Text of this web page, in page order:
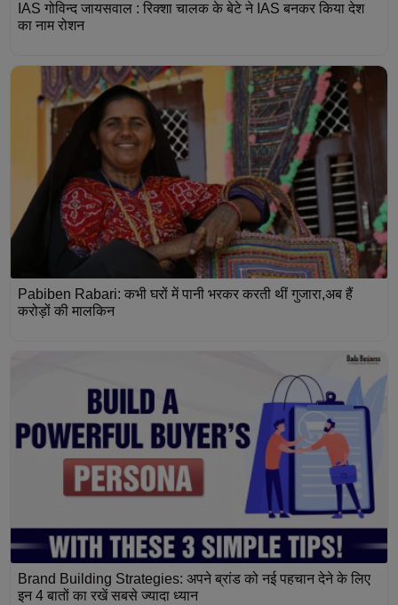
IAS गोविन्द जायसवाल : रिक्शा चालक के बेटे ने IAS बनकर किया देश
का नाम रोशन
Pabiben Rabari: कभी घरों में पानी भरकर करती थीं गुजारा,अब हैं
करोड़ों की मालकिन
Brand Building Strategies: अपने ब्रांड को नई पहचान देने के लिए
इन 4 बातों का रखें सबसे ज्यादा ध्यान